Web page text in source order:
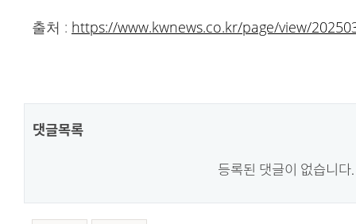
출처 : https://www.kwnews.co.kr/page/view/
댓글목록
등록된 댓글이 없습니다.